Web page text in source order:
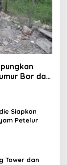
Bor dan
Siapkan
Petelur
Tower dan